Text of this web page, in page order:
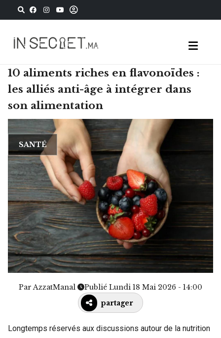
10 aliments riches en flavonoïdes :
les alliés anti-âge à intégrer dans
son alimentation
SANTÉ
ParAzzatManal
Publié Lundi 18 Mai 2026 - 14:00
partager
Longtemps réservés aux discussions autour de la nutrition